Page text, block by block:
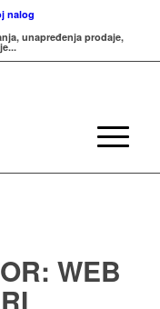
nalog
unapređenja prodaje,
WEB